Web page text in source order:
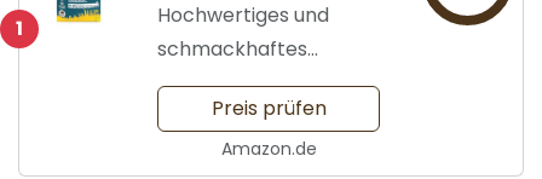
1
Hochwertiges und
schmackhaftes
Hundefutter
Preis prüfen
Amazon.de